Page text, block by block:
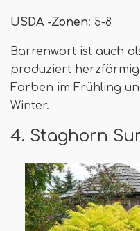
USDA -Zonen: 5-8
Barrenwort ist auch
produziert
Farben im Frühling
Winter.
4. Staghorn